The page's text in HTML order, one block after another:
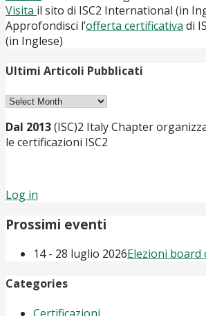
Visita il sito di ISC2 International (in
Approfondisci l’offerta certificativa di
(in Inglese)
Ultimi Articoli Pubblicati
Ultimi
Pubblicati
Dal 2013(ISC)2 Italy Chapter
le certificazioni ISC2
Log in
Prossimi eventi
14 - 28 luglio 2026Elezioni board
Categories